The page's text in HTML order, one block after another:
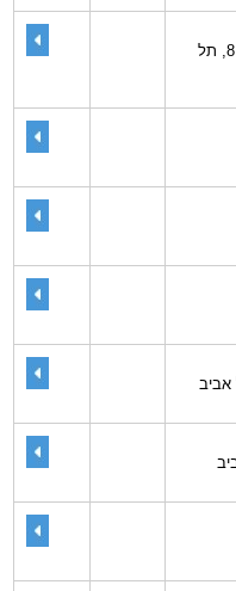
מיקדו סנטר, תל ברוך, אהרון בקר 8, תל